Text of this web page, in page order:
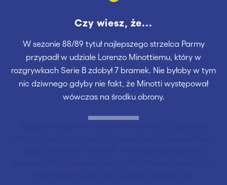
Czy wiesz, że...
W sezonie 88/89 tytuł najlepszego strzelca Parmy
przypadł w udziale Lorenzo Minottiemu, który w
rozgrywkach Serie B zdobył 7 bramek. Nie byłoby w tym
nic dziwnego gdyby nie fakt, że Minotti występował
wówczas na środku obrony.